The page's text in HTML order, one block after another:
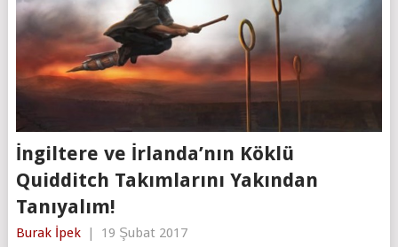
İngiltere ve İrlanda’nın Köklü
Quidditch Takımlarını Yakından
Tanıyalım!
Burak İpek 19 Şubat 2017